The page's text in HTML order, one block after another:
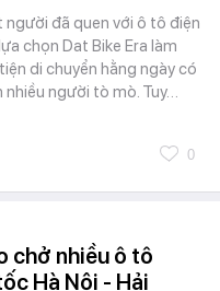
người đã quen với ô tô điện
chọn Dat Bike Era làm
di chuyển hằng ngày có
nhiều người tò mò. Tuy…
0
chở nhiều ô tô
Hà Nội - Hải